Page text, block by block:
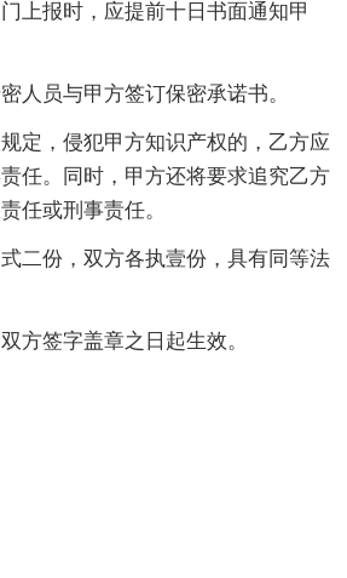
上报时，应提前十日书面通知甲
人员与甲方签订保密承诺书。
定，侵犯甲方知识产权的，乙方应
任。同时，甲方还将要求追究乙方
任或刑事责任。
二份，双方各执壹份，具有同等法
方签字盖章之日起生效。